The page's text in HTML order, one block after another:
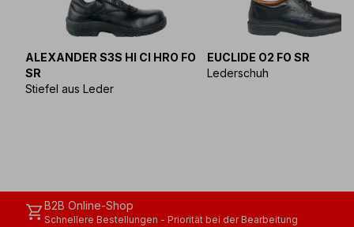
ALEXANDER S3S HI CI HRO FO
SR
Stiefel aus Leder
EUCLIDE O2 FO SR
Lederschuh
shopping_cartB2B Online-Shop
Schnellere Bestellungen - Priorität bei der Bearbeitung